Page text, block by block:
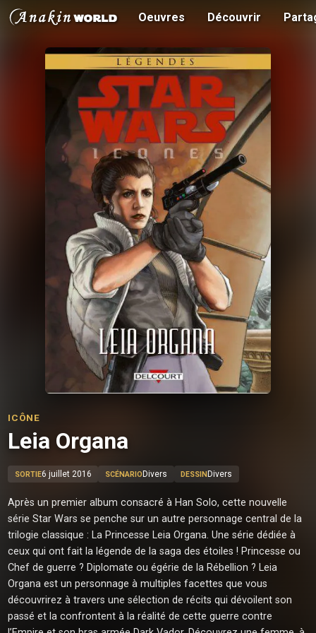
Oeuvres Découvrir
ICÔNE
Leia Organa
SORTIE6 juillet 2016 SCÉNARIO Divers DESSIN Divers
Après un premier album consacré à Han Solo, cette nouvelle
série Star Wars se penche sur un autre personnage central de la
trilogie classique : La Princesse Leia Organa. Une série dédiée à
ceux qui ont fait la légende de la saga des étoiles ! Princesse ou
Chef de guerre ? Diplomate ou égérie de la Rébellion ? Leia
Organa est un personnage à multiples facettes que vous
découvrirez à travers une sélection de récits qui dévoilent son
passé et la confrontent à la réalité de cette guerre contre